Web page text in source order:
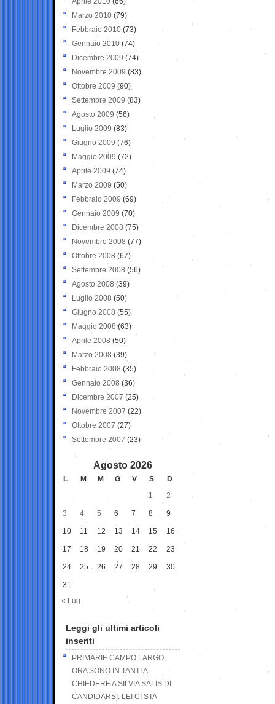
Marzo 2010 (79)
Febbraio 2010 (73)
Gennaio 2010 (74)
Dicembre 2009 (74)
Novembre 2009 (83)
Ottobre 2009 (90)
Settembre 2009 (83)
Agosto 2009 (56)
Luglio 2009 (83)
Giugno 2009 (76)
Maggio 2009 (72)
Aprile 2009 (74)
Marzo 2009 (50)
Febbraio 2009 (69)
Gennaio 2009 (70)
Dicembre 2008 (75)
Novembre 2008 (77)
Ottobre 2008 (67)
Settembre 2008 (56)
Agosto 2008 (39)
Luglio 2008 (50)
Giugno 2008 (55)
Maggio 2008(63)
Aprile 2008 (50)
Marzo 2008 (39)
Febbraio 2008 (35)
Gennaio 2008 (36)
Dicembre 2007 (25)
Novembre 2007 (22)
Ottobre 2007 (27)
Settembre 2007 (23)
Agosto 2026
L M M G V S
D
1
2
3 4 5 6 7 8 9
10 11 12 13 14 15 16
17 18 19 20 21 22 23
24 25 26 27 28 29 30
31
« Lug
Leggi gli ultimi articoli
inseriti
PRIMARIE CAMPO LARGO,
ORA SONO IN TANTI A
CHIEDERE A SILVIA SALIS DI
CANDIDARSI: LEI CI STA